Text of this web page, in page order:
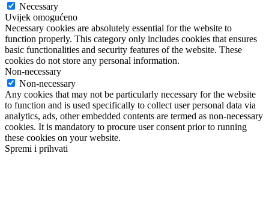
Necessary
Uvijek omogućeno
Necessary cookies are absolutely essential for the website to
function properly. This category only includes cookies that ensures
basic functionalities and security features of the website. These
cookies do not store any personal information.
Non-necessary
Non-necessary
Any cookies that may not be particularly necessary for the website
to function and is used specifically to collect user personal data via
analytics, ads, other embedded contents are termed as non-necessary
cookies. It is mandatory to procure user consent prior to running
these cookies on your website.
Spremi i prihvati